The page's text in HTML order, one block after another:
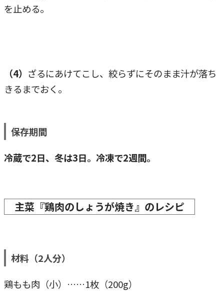
を止める。
（4） ざるにあけてこし、絞らずにそのまま汁が落ち
きるまでおく。
保存期間
冷蔵で2日、冬は3日。冷凍で2週間。
主菜『鶏肉のしょうが焼き』のレシピ
材料（2人分）
鶏もも肉（小）……1枚（200g）